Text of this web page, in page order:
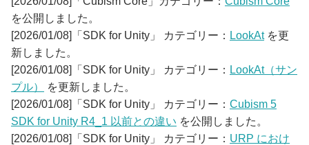
を公開しました。
[2026/01/08]「SDK for Unity」 カテゴリー： LookAtを更
新しました。
[2026/01/08]「SDK for Unity」 カテゴリー： LookAt（サン
プル）
を更新しました。
[2026/01/08]「SDK for Unity」 カテゴリー： Cubism 5
SDK for Unity R4_1 以前との違い を公開しました。
[2026/01/08]「SDK for Unity」 カテゴリー： URP におけ